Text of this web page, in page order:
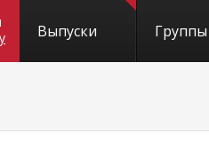
Выпуски Группы